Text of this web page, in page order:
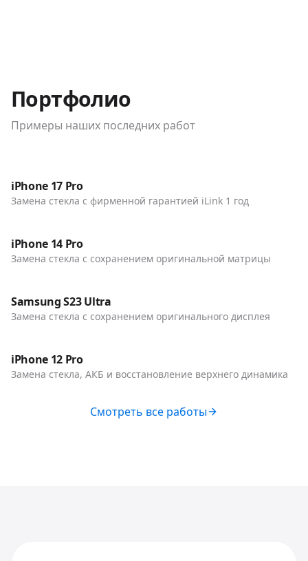
Портфолио
Примеры наших последних работ
Телефоны
iPhone 17 Pro
Замена стекла с фирменной гарантией iLink 1 год
Телефоны
До / После
iPhone 14 Pro
Замена стекла с сохранением оригинальной матрицы
Телефоны
До / После
Samsung S23 Ultra
Замена стекла с сохранением оригинального дисплея
Телефоны
До / После
iPhone 12 Pro
Замена стекла, АКБ и восстановление верхнего динамика
Смотреть все работы